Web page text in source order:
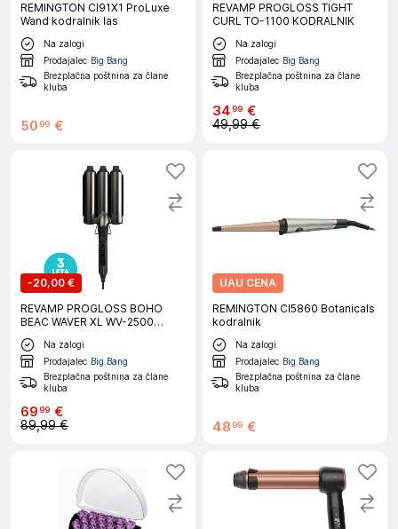
REMINGTON CI91X1 ProLuxe
Wand kodralnik las
Na zalogi
Prodajalec Big Bang
Brezplačna poštnina za člane
kluba
50 99 €
REVAMP PROGLOSS TIGHT
CURL TO-1100 KODRALNIK
Na zalogi
Prodajalec Big Bang
Brezplačna poštnina za člane
kluba
3499 €
49,99 €
-20,00 €
REVAMP PROGLOSS BOHO
BEAC WAVER XL WV-2500
KODRALNIK ZA LASE
Na zalogi
Prodajalec Big Bang
Brezplačna poštnina za člane
kluba
6999 €
89,99 €
UAU CENA
REMINGTON CI5860 Botanicals
kodralnik
Na zalogi
Prodajalec Big Bang
Brezplačna poštnina za člane
kluba
48 99 €